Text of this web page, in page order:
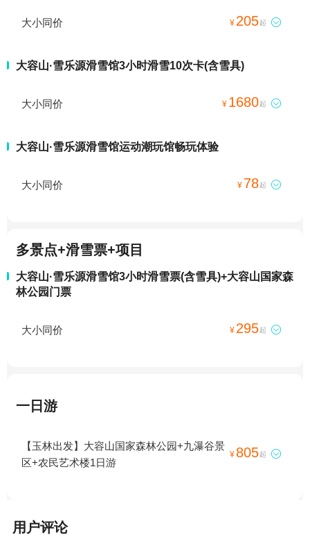
大小同价 ¥ 205起 
大容山·雪乐源滑雪馆3小时滑雪10次卡(含雪具)
大小同价 ¥ 1680起 
大容山·雪乐源滑雪馆运动潮玩馆畅玩体验
大小同价 ¥ 78起 
多景点+滑雪票+项目
大容山·雪乐源滑雪馆3小时滑雪票(含雪具)+大容山国家森
林公园门票
大小同价 ¥ 295起 
一日游
【玉林出发】大容山国家森林公园+九瀑谷景
区+农民艺术楼1日游
¥ 805起 
用户评论